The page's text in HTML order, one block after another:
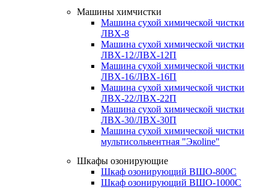
Машины химчистки
Машина сухой химической чистки
ЛВХ-8
Машина сухой химической чистки
ЛВХ-12/ЛВХ-12П
Машина сухой химической чистки
ЛВХ-16/ЛВХ-16П
Машина сухой химической чистки
ЛВХ-22/ЛВХ-22П
Машина сухой химической чистки
ЛВХ-30/ЛВХ-30П
Машина сухой химической чистки
мультисольвентная "Экоline"
Шкафы озонирующие
Шкаф озонирующий ВШО-800С
Шкаф озонирующий ВШО-1000С